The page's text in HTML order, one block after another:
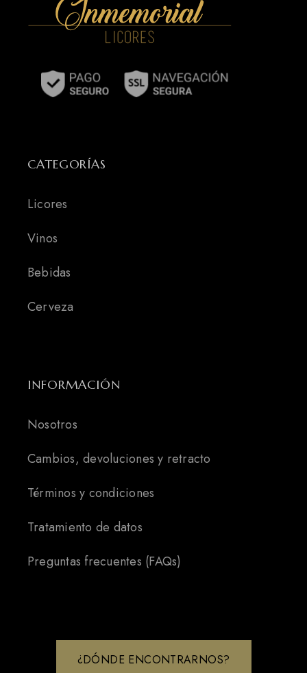
CATEGORÍAS
Licores
Vinos
Bebidas
Cerveza
INFORMACIÓN
Nosotros
Cambios, devoluciones y retracto
Términos y condiciones
Tratamiento de datos
Preguntas frecuentes (FAQs)
¿DÓNDE ENCONTRARNOS?